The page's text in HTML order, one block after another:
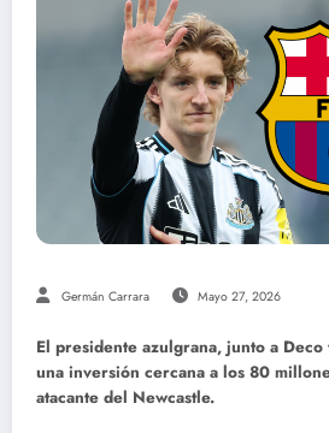
Germán Carrara Mayo 27, 2026
El presidente azulgrana, junto a
una inversión cercana a los 80
atacante del Newcastle.